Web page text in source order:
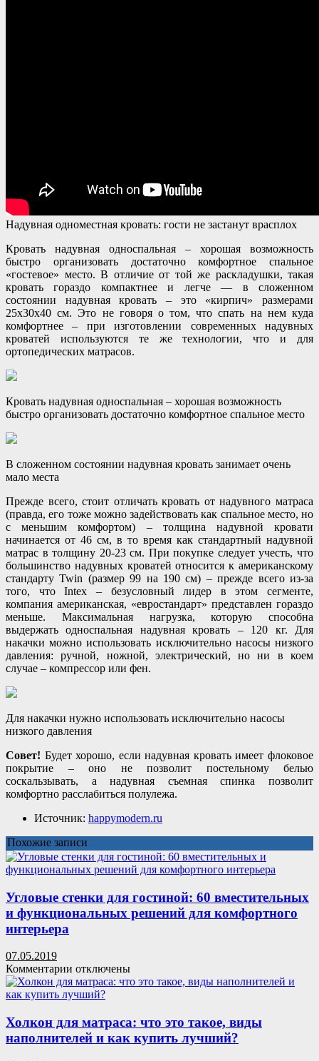
Надувная одноместная кровать: гости не застанут врасплох
Кровать надувная односпальная – хорошая возможность
быстро организовать достаточно комфортное спальное
«гостевое» место. В отличие от той же раскладушки, такая
кровать гораздо компактнее и легче — в сложенном
состоянии надувная кровать – это «кирпич» размерами
25х30х40 см. Это не говоря о том, что спать на нем куда
комфортнее – при изготовлении современных надувных
кроватей используются те же технологии, что и для
ортопедических матрасов.
Кровать надувная односпальная – хорошая возможность
быстро организовать достаточно комфортное спальное место
В сложенном состоянии надувная кровать занимает очень
мало места
Прежде всего, стоит отличать кровать от надувного матраса
(правда, его тоже можно задействовать как спальное место, но
с меньшим комфортом) – толщина надувной кровати
начинается от 46 см, в то время как стандартный надувной
матрас в толщину 20-23 см. При покупке следует учесть, что
большинство надувных кроватей относится к американскому
стандарту Twin (размер 99 на 190 см) – прежде всего из-за
того, что Intex – безусловный лидер в этом сегменте,
компания американская, «евростандарт» представлен гораздо
меньше. Максимальная нагрузка, которую способна
выдержать односпальная надувная кровать – 120 кг. Для
накачки можно использовать исключительно насосы низкого
давления: ручной, ножной, электрический, но ни в коем
случае – компрессор или фен.
Для накачки нужно использовать исключительно насосы
низкого давления
Совет! Будет хорошо, если надувная кровать имеет флоковое
покрытие – оно не позволит постельному белью
соскальзывать, а надувная съемная спинка позволит
комфортно расслабиться полулежа.
Источник: happymodern.ru
Похожие записи
Угловые стенки для гостиной: 60 вместительных
и функциональных решений для комфортного
интерьера
07.05.2019
Комментарии к
записи
Угловые
для
гостиной:
60
отключены
Холкон для матраса: что это такое, виды
наполнителей и как купить лучший?